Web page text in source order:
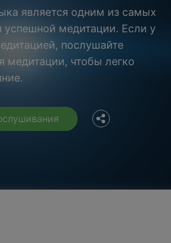
является одним из самых
успешной медитации. Если у
послушайте
чтобы легко
Facebook